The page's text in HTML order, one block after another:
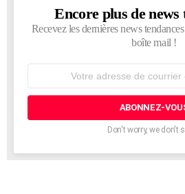
NEWSLETTER
Encore plus de news
Recevez les dernières news
boîte mail !
courrier
Don't worry, we don't